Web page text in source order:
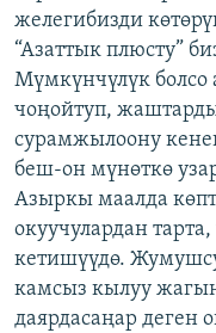
желегибизди
“Азаттык плюсту”
Мүмкүнчүлүк болсо
чоңойтуп,
сурамжылоону
беш-он мүнөткө
Азыркы маалда
окуучулардан
кетишүүдө.
камсыз кылуу
даярдасаңар деген